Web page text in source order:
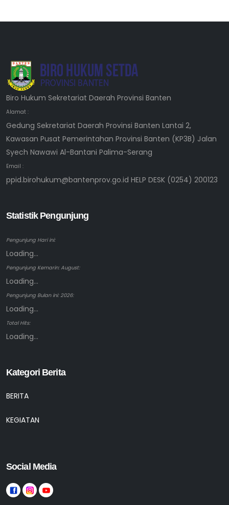
Biro Hukum Sekretariat Daerah Provinsi Banten
Alamat :
Gedung Sekretariat Daerah Provinsi Banten Lantai 2,
Kawasan Pusat Pemerintahan Provinsi Banten (KP3B) Jalan
Syech Nawawi Al-Bantani Palima-Serang
Email :
ppid.birohukum@bantenprov.go.id HELP DESK (0254) 200123
Statistik Pengunjung
Pengunjung Hari ini:
Loading...
Pengunjung Kemarin: August:
Loading...
Pengunjung Bulan ini: 2026:
Loading...
Total Hits:
Loading...
Kategori Berita
BERITA
KEGIATAN
Social Media